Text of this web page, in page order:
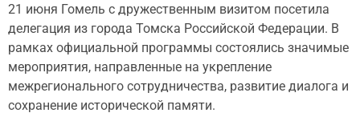
21 июня Гомель с дружественным визитом посетила
делегация из города Томска Российской Федерации. В
рамках официальной программы состоялись значимые
мероприятия, направленные на укрепление
межрегионального сотрудничества, развитие диалога и
сохранение исторической памяти.